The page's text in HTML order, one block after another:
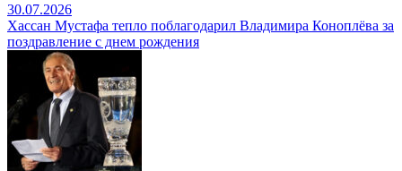
30.07.2026
Хассан Мустафа тепло поблагодарил Владимира Коноплёва за
поздравление с днем рождения